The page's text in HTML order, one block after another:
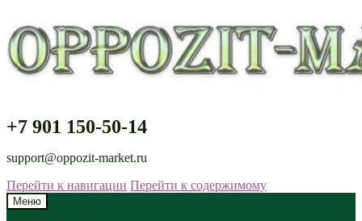
+7 901 150-50-14
support@oppozit-market.ru
Перейти к навигации Перейти к содержимому
Меню